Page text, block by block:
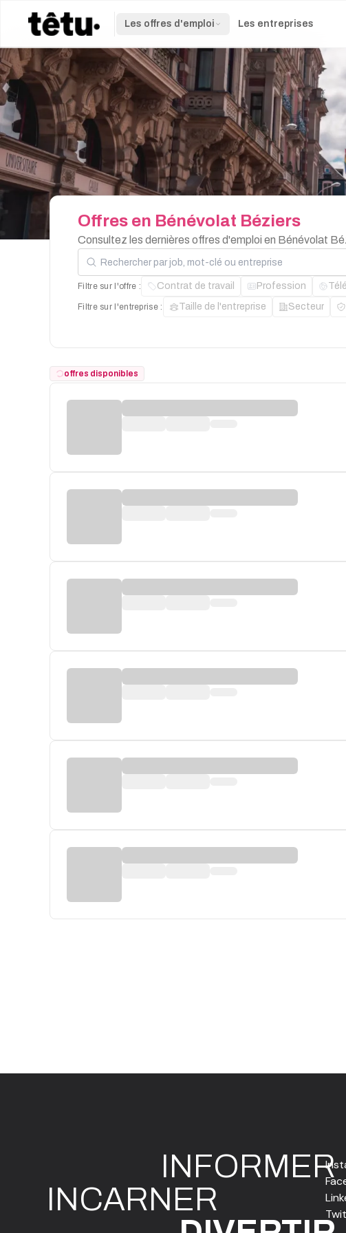
Les offres d'emploi Les entreprises
Offres en Bénévolat Béziers
Consultez les dernières offres d'emploi en Bénévolat
Rechercher par job, mot-clé ou entreprise
Filtre sur l'offre : Contrat de travail Profession
Filtre sur l'entreprise : Taille de l'entreprise Secteur
offres disponibles
INFORMER
INCARNER